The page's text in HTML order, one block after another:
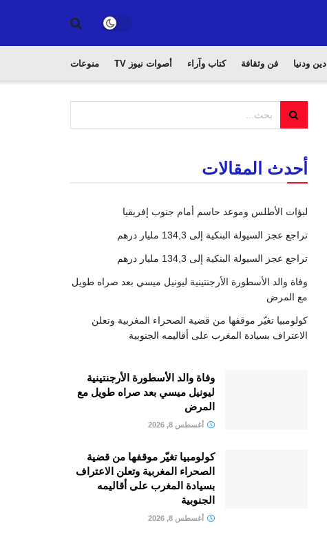
دين ودنيا فن وثقافة كتاب وآراء أصوات نيوز TV منوعات
أحدث المقالات
لبؤات الأطلس وموعد حاسم أمام جنوب إفريقيا
تراجع عجز السيولة البنكية إلى 134,3 مليار درهم
تراجع عجز السيولة البنكية إلى 134,3 مليار درهم
وفاة والد الأسطورة الأرجنتينية ليونيل ميسي بعد صراه طويل
مع المرض
كولومبيا تغيّر موقفها من قضية الصحراء المغربية وتعلن
الاعتراف بسيادة المغرب على أقاليمه الجنوبية
وفاة والد الأسطورة الأرجنتينية
ليونيل ميسي بعد صراه طويل مع
المرض
أغسطس 8, 2026
كولومبيا تغيّر موقفها من قضية
الصحراء المغربية وتعلن الاعتراف
بسيادة المغرب على أقاليمه
الجنوبية
أغسطس 8, 2026